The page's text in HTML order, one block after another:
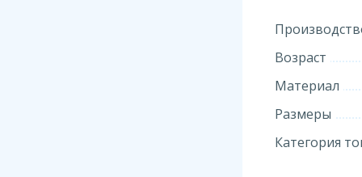
Возраст
Материал
Размеры
Категория